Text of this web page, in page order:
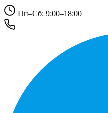
Пн–Сб: 9:00–18:00